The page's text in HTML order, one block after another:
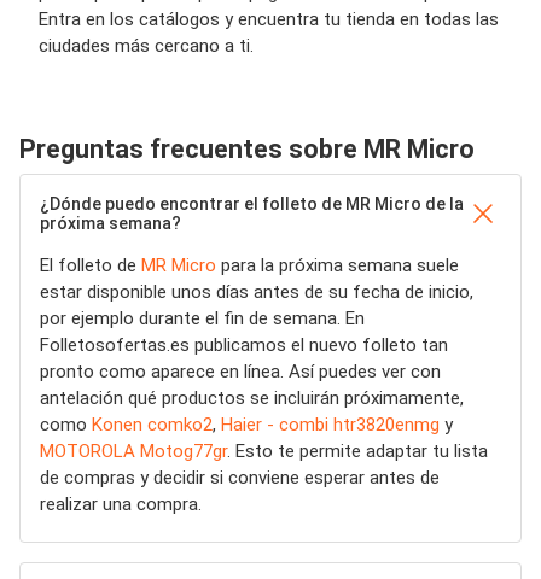
Entra en los catálogos y encuentra tu tienda en todas las
ciudades más cercano a ti.
Preguntas frecuentes sobre MR Micro
¿Dónde puedo encontrar el folleto de MR Micro de la
próxima semana?
El folleto de MR Micro para la próxima semana suele
estar disponible unos días antes de su fecha de inicio,
por ejemplo durante el fin de semana. En
Folletosofertas.es publicamos el nuevo folleto tan
pronto como aparece en línea. Así puedes ver con
antelación qué productos se incluirán próximamente,
como Konen comko2, Haier - combi htr3820enmg y
MOTOROLA Motog77gr. Esto te permite adaptar tu lista
de compras y decidir si conviene esperar antes de
realizar una compra.